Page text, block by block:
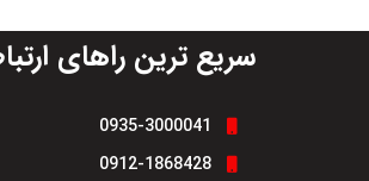
مقاومت بالا در برابر ضربه، فشار
و تغییرات دمایی
کمک به تمیز ماندن بدنه و
سریع ترین راهای
0935-3000041
0912-1868428